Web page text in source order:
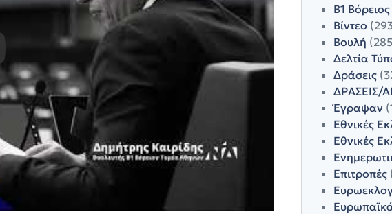
Β1
Βίντεο
Βουλή
Δελτία
Δράσεις
ΔΡΑΣΕΙΣ/
Έγραψαν
Εθνικές
Εθνικές
Επιτροπές